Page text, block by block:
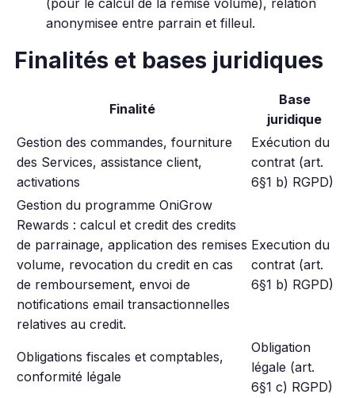
(pour le calcul de la remise volume), relation
anonymisee entre parrain et filleul.
Finalités et bases juridiques
Finalité
Base
juridique
Gestion des commandes, fourniture
des Services, assistance client,
activations
Exécution du
contrat (art.
6§1 b) RGPD)
Gestion du programme OniGrow
Rewards : calcul et credit des credits
de parrainage, application des remises
volume, revocation du credit en cas
de remboursement, envoi de
notifications email transactionnelles
relatives au credit.
Execution du
contrat (art.
6§1 b) RGPD)
Obligations fiscales et comptables,
conformité légale
Obligation
légale (art.
6§1 c) RGPD)